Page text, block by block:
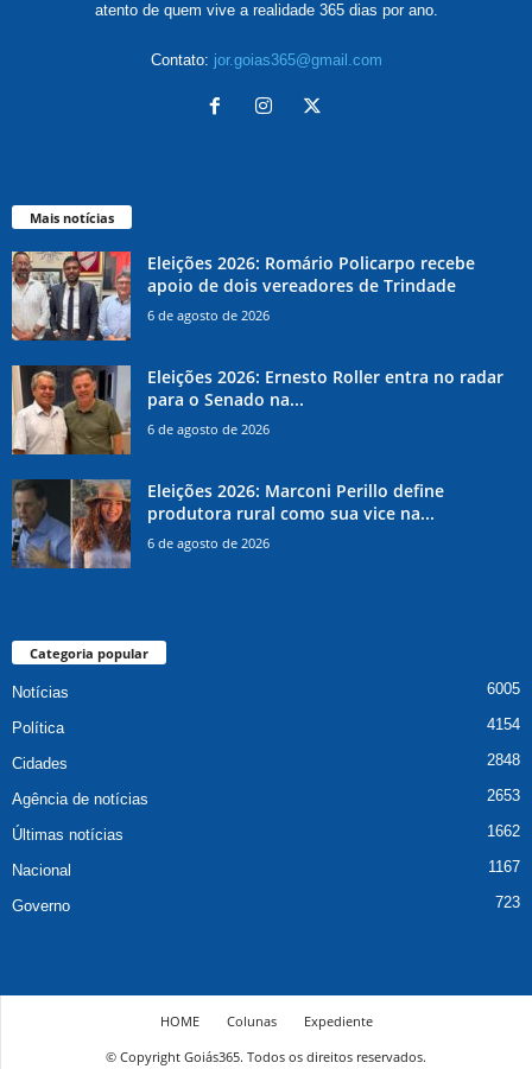
atento de quem vive a realidade 365 dias por ano.
Contato: jor.goias365@gmail.com
Mais notícias
Eleições 2026: Romário Policarpo recebe
apoio de dois vereadores de Trindade
6 de agosto de 2026
Eleições 2026: Ernesto Roller entra no radar
para o Senado na...
6 de agosto de 2026
Eleições 2026: Marconi Perillo define
produtora rural como sua vice na...
6 de agosto de 2026
Categoria popular
Notícias 6005
Política 4154
Cidades 2848
Agência de notícias 2653
Últimas notícias 1662
Nacional 1167
Governo 723
HOME Colunas
Expediente
© Copyright Goiás365. Todos os direitos reservados.